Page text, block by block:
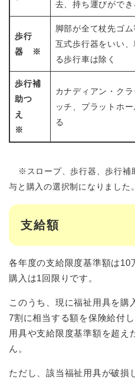
去、持ち運びがで
歩行
器
※
脚部が全て杖先ゴ
互式歩行器をいい
る歩行車は除く
歩行補
助つ
え
※
カナディアン・ク
ッチ、プラットホ
る
※スロープ、歩行器、歩行補
与と購入の選択制になりました。
支給額
各年度の支給限度基準額は10
購入は1回限りです。
このうち、現に福祉用具を購
7割に相当する額を保険給付
用具や支給限度基準額を超え
ん。
ただし、該当福祉用具が破損